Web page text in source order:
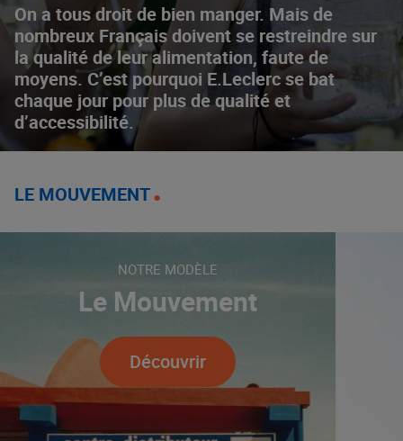
On a tous droit de bien manger. Mais de
nombreux Français doivent se restreindre sur
la qualité de leur alimentation, faute de
moyens. C’est pourquoi E.Leclerc se bat
chaque jour pour plus de qualité et
d’accessibilité.
LE MOUVEMENT
NOTRE MODÈLE
Le Mouvement
Découvrir